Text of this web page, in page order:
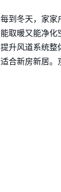
每到冬天，家家
能取暖又能净化
提升风道系统整
适合新房新居。